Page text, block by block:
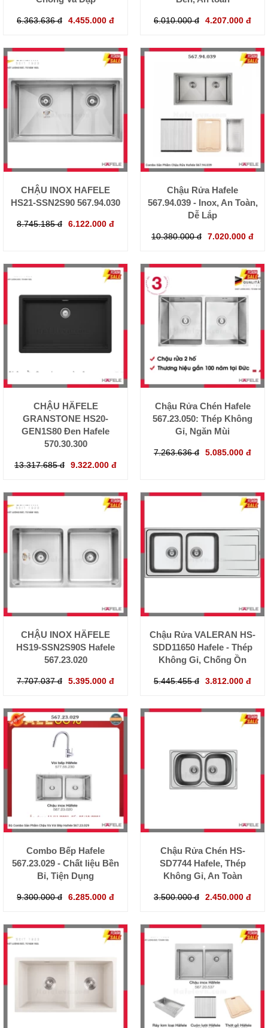
6.363.636 đ 4.455.000 đ 6.010.000 đ 4.207.000 đ
CHẬU INOX HAFELE
HS21-SSN2S90 567.94.030
8.745.185 đ 6.122.000 đ
Chậu Rửa Hafele
567.94.039 - Inox, An Toàn,
Dễ Lắp
10.380.000 đ 7.020.000 đ
CHẬU HÄFELE
GRANSTONE HS20-
GEN1S80 Đen Hafele
570.30.300
13.317.685 đ 9.322.000 đ
Chậu Rửa Chén Hafele
567.23.050: Thép Không
Gỉ, Ngăn Mùi
7.263.636 đ 5.085.000 đ
CHẬU INOX HÄFELE
HS19-SSN2S90S Hafele
567.23.020
7.707.037 đ 5.395.000 đ
Chậu Rửa VALERAN HS-
SDD11650 Hafele - Thép
Không Gỉ, Chống Ồn
5.445.455 đ 3.812.000 đ
Combo Bếp Hafele
567.23.029 - Chất liệu Bền
Bỉ, Tiện Dụng
9.300.000 đ 6.285.000 đ
Chậu Rửa Chén HS-
SD7744 Hafele, Thép
Không Gỉ, An Toàn
3.500.000 đ 2.450.000 đ